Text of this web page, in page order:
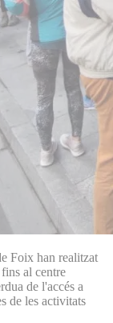
Foix han realitzat
al centre
de l'accés a
de les activitats